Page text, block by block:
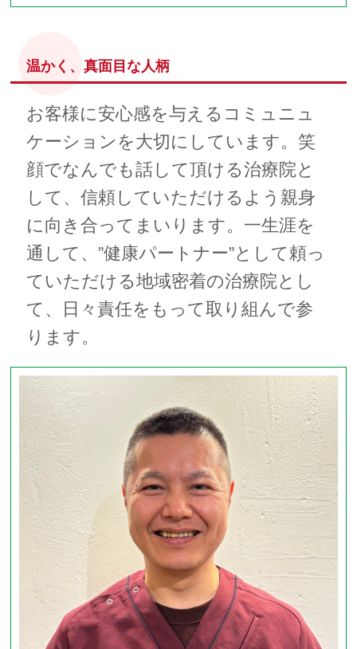
温かく、真面目な人柄
お客様に安心感を与えるコミュニュ
ケーションを大切にしています。笑
顔でなんでも話して頂ける治療院と
して、信頼していただけるよう親身
に向き合ってまいります。一生涯を
通して、”健康パートナー”として頼っ
ていただける地域密着の治療院とし
て、日々責任をもって取り組んで参
ります。